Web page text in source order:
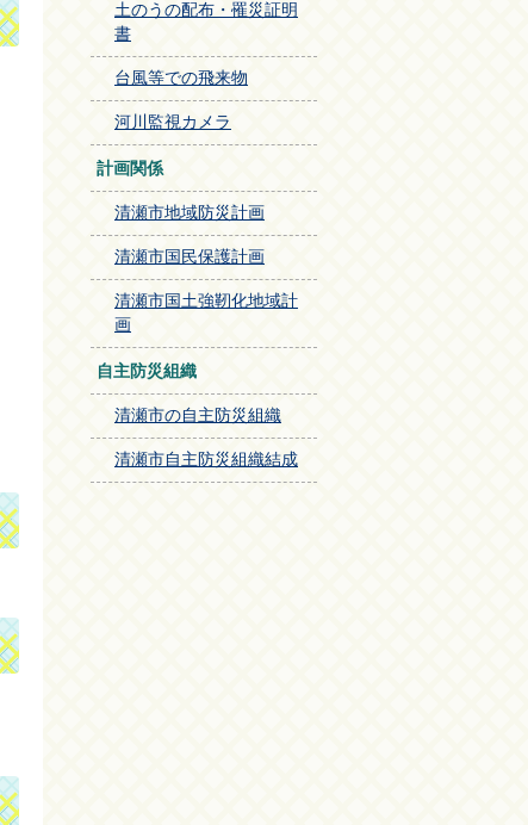
土のうの配布・罹災証明
書
台風等での飛来物
河川監視カメラ
計画関係
清瀬市地域防災計画
清瀬市国民保護計画
清瀬市国土強靭化地域計
画
自主防災組織
清瀬市の自主防災組織
清瀬市自主防災組織結成